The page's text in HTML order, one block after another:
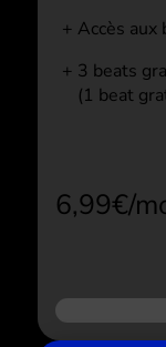
Accès aux
3 beats
(1 beat
6,99€/